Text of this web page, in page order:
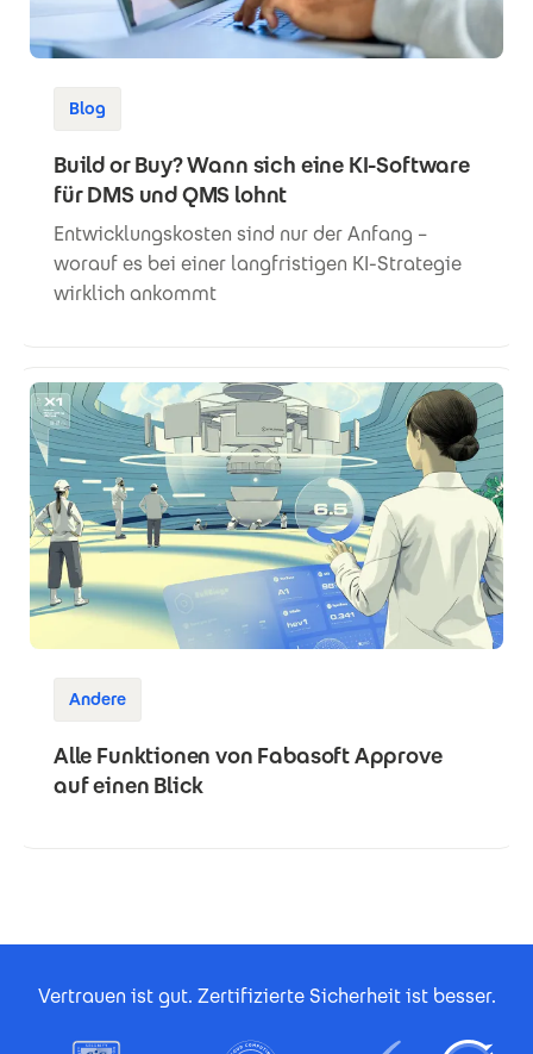
Blog
Build or Buy? Wann sich eine KI-Software
für DMS und QMS lohnt
Entwicklungskosten sind nur der Anfang –
worauf es bei einer langfristigen KI-Strategie
wirklich ankommt
Andere
Alle Funktionen von Fabasoft Approve
auf einen Blick
Vertrauen ist gut. Zertifizierte Sicherheit ist besser.